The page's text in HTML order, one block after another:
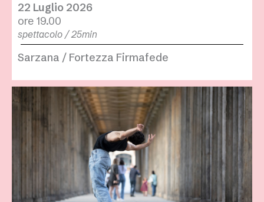
22 Luglio 2026
ore 19.00
spettacolo / 25min
Sarzana / Fortezza Firmafede